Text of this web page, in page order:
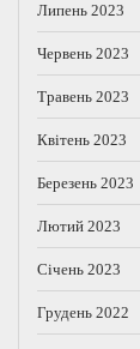
Липень 2023
Червень 2023
Травень 2023
Квітень 2023
Березень 2023
Лютий 2023
Січень 2023
Грудень 2022